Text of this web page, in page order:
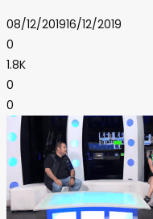
08/12/201916/12/2019
0
1.8K
0
0